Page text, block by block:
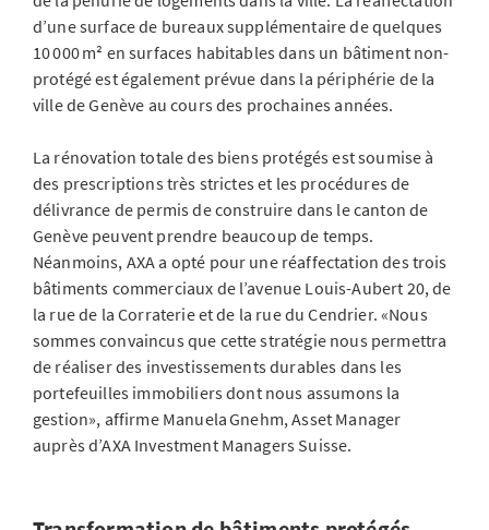
d’une surface de bureaux supplémentaire de quelques
10 000 m² en surfaces habitables dans un bâtiment non-
protégé est également prévue dans la périphérie de la
ville de Genève au cours des prochaines années.
La rénovation totale des biens protégés est soumise à
des prescriptions très strictes et les procédures de
délivrance de permis de construire dans le canton de
Genève peuvent prendre beaucoup de temps.
Néanmoins, AXA a opté pour une réaffectation des trois
bâtiments commerciaux de l’avenue Louis-Aubert 20, de
la rue de la Corraterie et de la rue du Cendrier. «Nous
sommes convaincus que cette stratégie nous permettra
de réaliser des investissements durables dans les
portefeuilles immobiliers dont nous assumons la
gestion», affirme Manuela Gnehm, Asset Manager
auprès d’AXA Investment Managers Suisse.